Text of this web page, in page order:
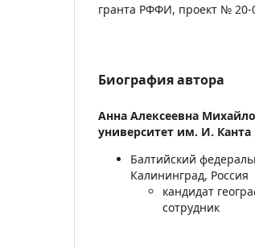
гранта РФФИ, проект № 20-
Биография автора
Анна Алексеевна
университет им. И. Канта
Балтийский
Калининград, Россия
кандидат
сотрудник